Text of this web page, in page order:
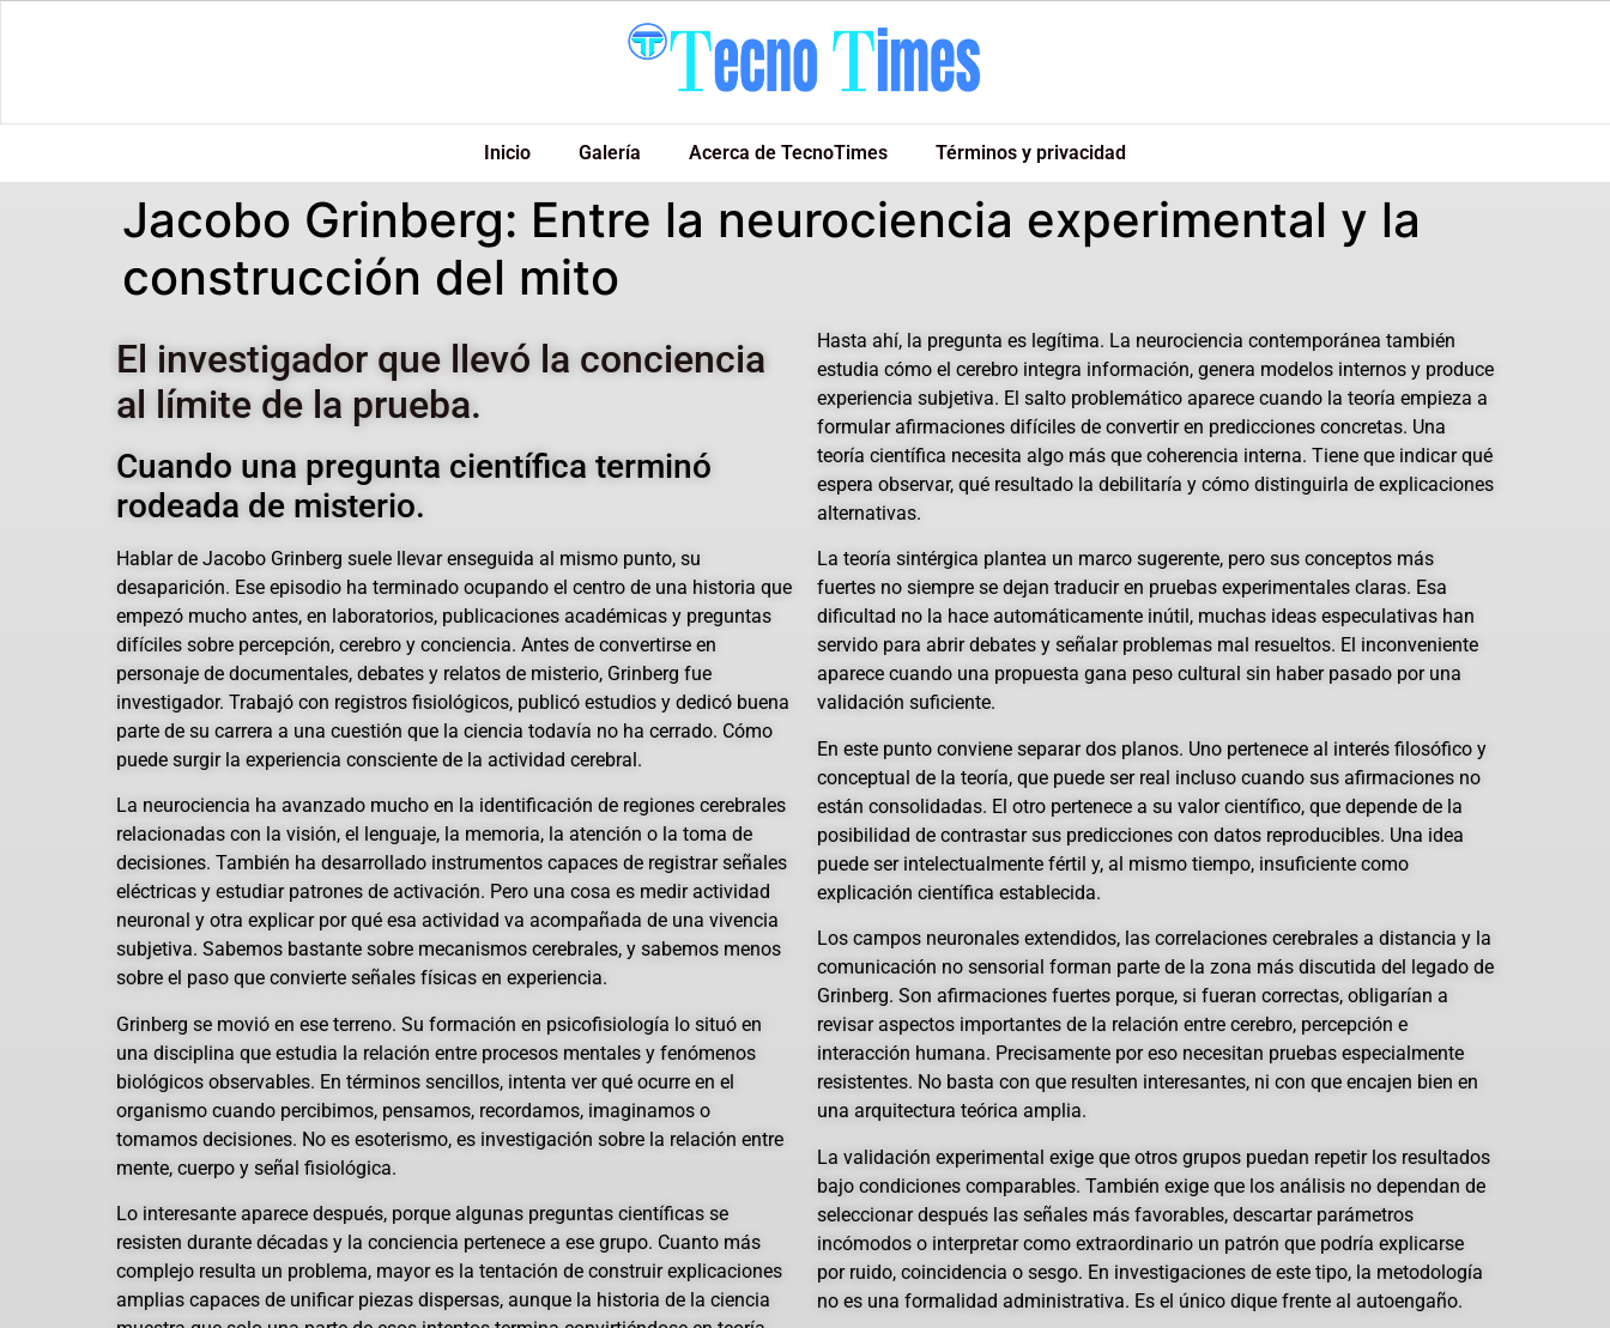
Inicio Galería Acerca de TecnoTimes Términos y privacidad
Jacobo Grinberg: Entre la neurociencia experimental y la
construcción del mito
El investigador que llevó la conciencia
al límite de la prueba.
Cuando una pregunta científica terminó
rodeada de misterio.
Hablar de Jacobo Grinberg suele llevar enseguida al mismo punto, su
desaparición. Ese episodio ha terminado ocupando el centro de una historia que
empezó mucho antes, en laboratorios, publicaciones académicas y preguntas
difíciles sobre percepción, cerebro y conciencia. Antes de convertirse en
personaje de documentales, debates y relatos de misterio, Grinberg fue
investigador. Trabajó con registros fisiológicos, publicó estudios y dedicó buena
parte de su carrera a una cuestión que la ciencia todavía no ha cerrado. Cómo
puede surgir la experiencia consciente de la actividad cerebral.
La neurociencia ha avanzado mucho en la identificación de regiones cerebrales
relacionadas con la visión, el lenguaje, la memoria, la atención o la toma de
decisiones. También ha desarrollado instrumentos capaces de registrar señales
eléctricas y estudiar patrones de activación. Pero una cosa es medir actividad
neuronal y otra explicar por qué esa actividad va acompañada de una vivencia
subjetiva. Sabemos bastante sobre mecanismos cerebrales, y sabemos menos
sobre el paso que convierte señales físicas en experiencia.
Grinberg se movió en ese terreno. Su formación en psicofisiología lo situó en
una disciplina que estudia la relación entre procesos mentales y fenómenos
biológicos observables. En términos sencillos, intenta ver qué ocurre en el
organismo cuando percibimos, pensamos, recordamos, imaginamos o
tomamos decisiones. No es esoterismo, es investigación sobre la relación entre
mente, cuerpo y señal fisiológica.
Lo interesante aparece después, porque algunas preguntas científicas se
resisten durante décadas y la conciencia pertenece a ese grupo. Cuanto más
complejo resulta un problema, mayor es la tentación de construir explicaciones
amplias capaces de unificar piezas dispersas, aunque la historia de la ciencia
Hasta ahí, la pregunta es legítima. La neurociencia contemporánea también
estudia cómo el cerebro integra información, genera modelos internos y produce
experiencia subjetiva. El salto problemático aparece cuando la teoría empieza a
formular afirmaciones difíciles de convertir en predicciones concretas. Una
teoría científica necesita algo más que coherencia interna. Tiene que indicar qué
espera observar, qué resultado la debilitaría y cómo distinguirla de explicaciones
alternativas.
La teoría sintérgica plantea un marco sugerente, pero sus conceptos más
fuertes no siempre se dejan traducir en pruebas experimentales claras. Esa
dificultad no la hace automáticamente inútil, muchas ideas especulativas han
servido para abrir debates y señalar problemas mal resueltos. El inconveniente
aparece cuando una propuesta gana peso cultural sin haber pasado por una
validación suficiente.
En este punto conviene separar dos planos. Uno pertenece al interés filosófico y
conceptual de la teoría, que puede ser real incluso cuando sus afirmaciones no
están consolidadas. El otro pertenece a su valor científico, que depende de la
posibilidad de contrastar sus predicciones con datos reproducibles. Una idea
puede ser intelectualmente fértil y, al mismo tiempo, insuficiente como
explicación científica establecida.
Los campos neuronales extendidos, las correlaciones cerebrales a distancia y la
comunicación no sensorial forman parte de la zona más discutida del legado de
Grinberg. Son afirmaciones fuertes porque, si fueran correctas, obligarían a
revisar aspectos importantes de la relación entre cerebro, percepción e
interacción humana. Precisamente por eso necesitan pruebas especialmente
resistentes. No basta con que resulten interesantes, ni con que encajen bien en
una arquitectura teórica amplia.
La validación experimental exige que otros grupos puedan repetir los resultados
bajo condiciones comparables. También exige que los análisis no dependan de
seleccionar después las señales más favorables, descartar parámetros
incómodos o interpretar como extraordinario un patrón que podría explicarse
por ruido, coincidencia o sesgo. En investigaciones de este tipo, la metodología
no es una formalidad administrativa. Es el único dique frente al autoengaño.